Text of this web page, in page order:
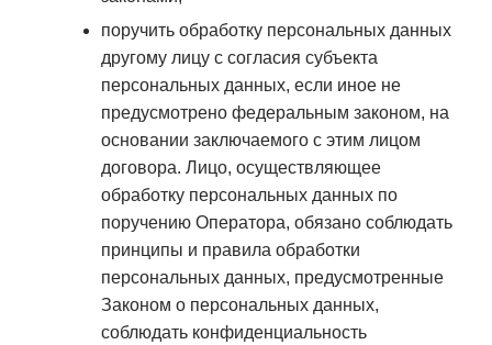
поручить обработку персональных данных
другому лицу с согласия субъекта
персональных данных, если иное не
предусмотрено федеральным законом, на
основании заключаемого с этим лицом
договора. Лицо, осуществляющее
обработку персональных данных по
поручению Оператора, обязано соблюдать
принципы и правила обработки
персональных данных, предусмотренные
Законом о персональных данных,
соблюдать конфиденциальность